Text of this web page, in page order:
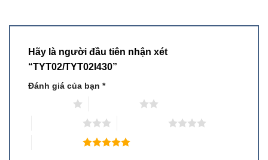
Hãy là người đầu tiên nhận xét
“TYT02/TYT02I430”
Đánh giá của bạn *